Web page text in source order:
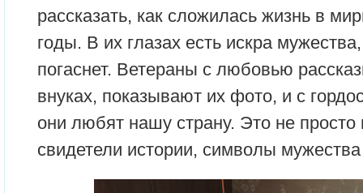
рассказать, как сложилась жизнь в
годы. В их глазах есть искра
погаснет. Ветераны с любовью
внуках, показывают их фото, и с
они любят нашу страну. Это не
свидетели истории, символы